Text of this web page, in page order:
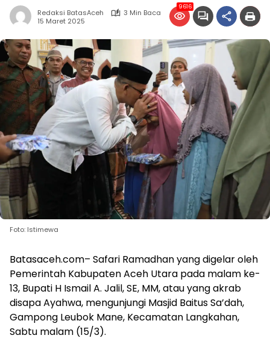
Redaksi BatasAceh
3 Min Baca
15 Maret 2025
9616
Foto: Istimewa
Batasaceh.com– Safari Ramadhan yang digelar oleh
Pemerintah Kabupaten Aceh Utara pada malam ke-
13, Bupati H Ismail A. Jalil, SE, MM, atau yang akrab
disapa Ayahwa, mengunjungi Masjid Baitus Sa’dah,
Gampong Leubok Mane, Kecamatan Langkahan,
Sabtu malam (15/3).